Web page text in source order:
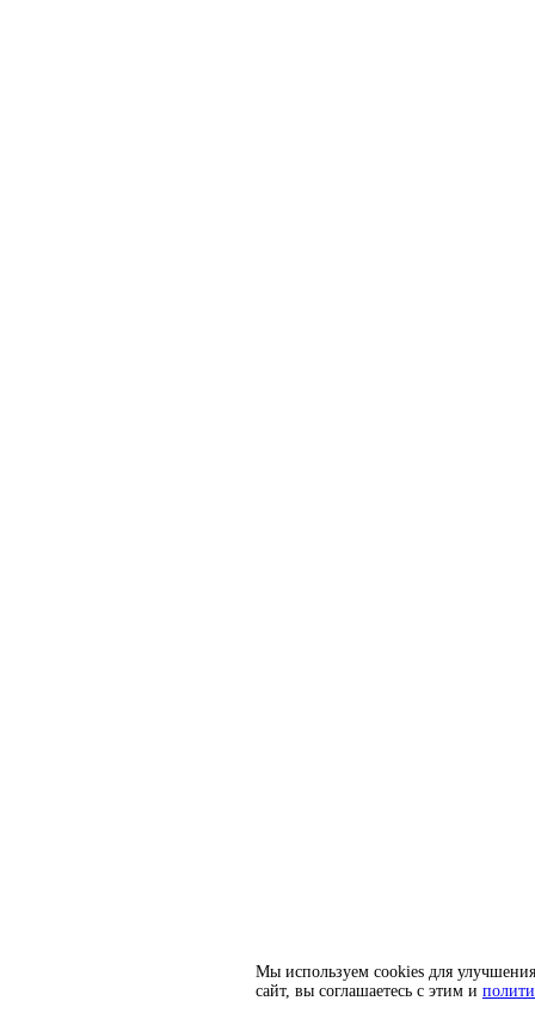
Мы используем cookies для
сайт, вы соглашаетесь с этим и